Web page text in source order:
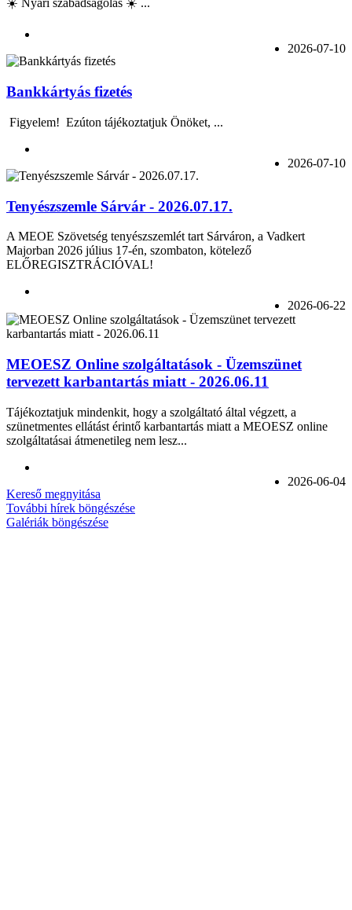
☀️ Nyári szabadságolás ☀️ ...
2026-07-10
Bankkártyás fizetés
Figyelem! Ezúton tájékoztatjuk Önöket, ...
2026-07-10
Tenyészszemle Sárvár - 2026.07.17.
A MEOE Szövetség tenyészszemlét tart Sárváron, a Vadkert
Majorban 2026 július 17-én, szombaton, kötelező
ELŐREGISZTRÁCIÓVAL!
2026-06-22
MEOESZ Online szolgáltatások - Üzemszünet
tervezett karbantartás miatt - 2026.06.11
Tájékoztatjuk mindenkit, hogy a szolgáltató által végzett, a
szünetmentes ellátást érintő karbantartás miatt a MEOESZ online
szolgáltatásai átmenetileg nem lesz...
2026-06-04
Kereső megnyitása
További hírek böngészése
Galériák böngészése